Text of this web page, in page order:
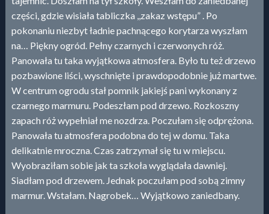
części, gdzie wisiała tabliczka ,,zakaz wstępu” . Po
pokonaniu niezbyt ładnie pachnącego korytarza wyszłam
na… Piękny ogród. Pełny czarnych i czerwonych róż.
Panowała tu taka wyjątkowa atmosfera. Było tu też drzewo
pozbawione liści, wyschnięte i prawdopodobnie już martwe.
W centrum ogrodu stał pomnik jakiejś pani wykonany z
czarnego marmuru. Podeszłam pod drzewo. Rozkoszny
zapach róż wypełniał me nozdrza. Poczułam się odprężona.
Panowała tu atmosfera podobna do tej w domu. Taka
delikatnie mroczna. Czas zatrzymał się tu w miejscu.
Wyobraziłam sobie jak ta szkoła wyglądała dawniej.
Siadłam pod drzewem. Jednak poczułam pod sobą zimny
marmur. Wstałam. Nagrobek… Wyjątkowo zaniedbany.